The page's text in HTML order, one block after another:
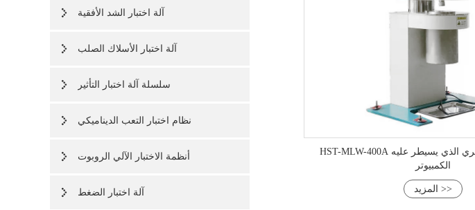
آلة اختبار الشد الأفقية
آلة اختبار الأسلاك الصلب
سلسلة آلة اختبار التأثير
نظام اختبار التعب الديناميكي
أنظمة الاختبار الآلي الروبوت
آلة اختبار الضغط
HST-MLW-400A مقياس ريوم الشعري الذي يسيطر عليه
الكمبيوتر
المزيد >>